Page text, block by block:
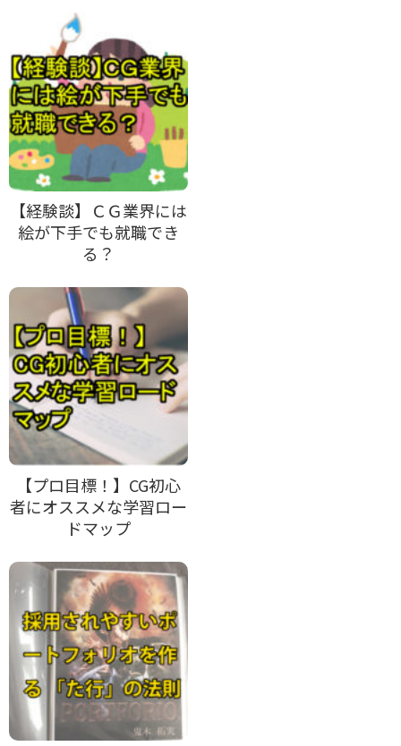
【経験談】ＣＧ業界には
絵が下手でも就職でき
る？
【プロ目標！】CG初心
者にオススメな学習ロー
ドマップ